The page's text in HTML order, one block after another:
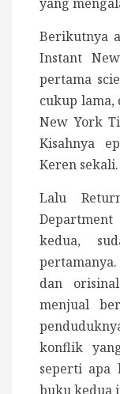
Berikutnya
Instant
pertama
cukup lama,
New York
Kisahnya
Keren sekali.
Lalu
kedua,
dan
menjual
konflik
seperti apa
buku kedua